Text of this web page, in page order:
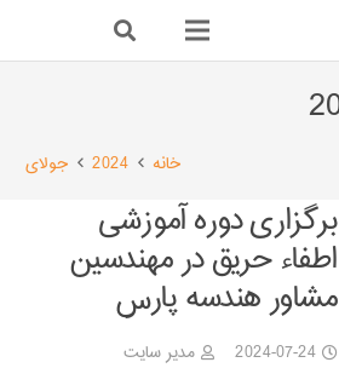
خانه 2024 جولای
برگزاری دوره آموزشی
اطفاء حریق در مهندسین
مشاور هندسه پارس
2024-07-24
مدیر سایت